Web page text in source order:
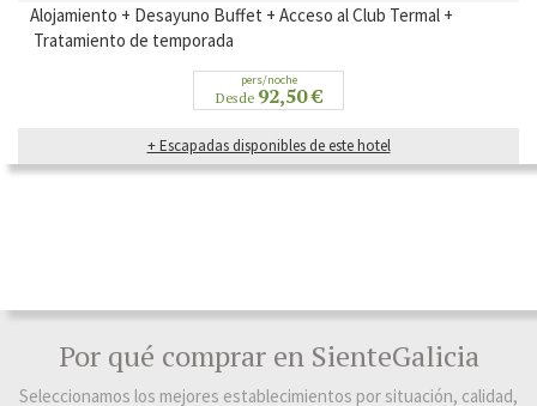
Alojamiento + Desayuno Buffet + Acceso al Club Termal +
Tratamiento de temporada
pers/noche
Desde 92,50 €
+ Escapadas disponibles de este hotel
Por qué comprar en SienteGalicia
Seleccionamos los mejores establecimientos por situación, calidad,